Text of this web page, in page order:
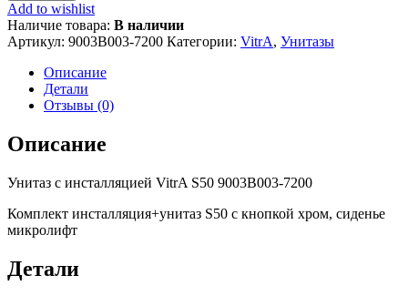
Add to wishlist
Наличие товара: В наличии
Артикул: 9003B003-7200 Категории: VitrA, Унитазы
Описание
Детали
Отзывы (0)
Описание
Унитаз с инсталляцией VitrA S50 9003B003-7200
Комплект инсталляция+унитаз S50 с кнопкой хром, сиденье
микролифт
Детали